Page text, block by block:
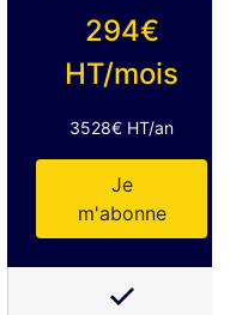
294€
HT/mois
3528€ HT/an
Je
m'abonne